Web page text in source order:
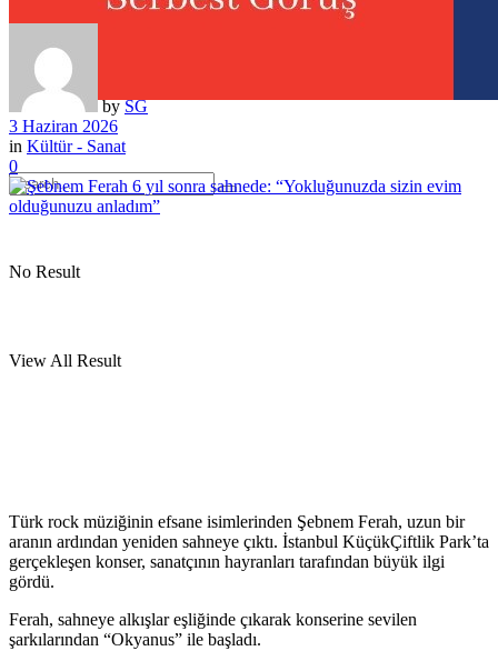
No Result
View All Result
by SG
3 Haziran 2026
in Kültür - Sanat
0
Türk rock müziğinin efsane isimlerinden Şebnem Ferah, uzun bir
aranın ardından yeniden sahneye çıktı. İstanbul KüçükÇiftlik Park’ta
gerçekleşen konser, sanatçının hayranları tarafından büyük ilgi
gördü.
Ferah, sahneye alkışlar eşliğinde çıkarak konserine sevilen
şarkılarından “Okyanus” ile başladı.